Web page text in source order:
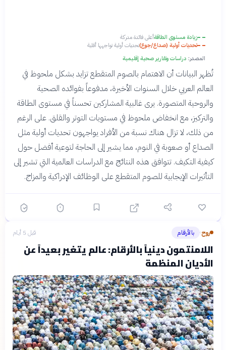
زيادة مستوى الطاقةأعلى فائدة مدركة
تحديات أولية (صداع/جوع)تحديات أولية تواجهها أقلية
المصدر: دراسات وتقارير صحية إقليمية
تُظهر البيانات أن الاهتمام بالصوم المتقطع تزايد بشكل ملحوظ في
العالم العربي خلال السنوات الأخيرة، مدفوعاً بفوائده الصحية
والروحية المتصورة. يرى غالبية المشاركين تحسناً في مستوى الطاقة
والتركيز، مع انخفاض ملحوظ في مستويات التوتر والقلق. على الرغم
من ذلك، لا تزال هناك نسبة من الأفراد يواجهون تحديات أولية مثل
الصداع أو صعوبة في النوم، مما يشير إلى الحاجة لتوعية أفضل حول
كيفية التكيف. تتوافق هذه النتائج مع الدراسات العالمية التي تشير إلى
التأثيرات الإيجابية للصوم المتقطع على الوظائف الإدراكية والمزاج.
روح› بالأرقام قبل 5 أيام
اللامنتمون دينياً بالأرقام: عالم يتغير بعيداً عن
الأديان المنظمة